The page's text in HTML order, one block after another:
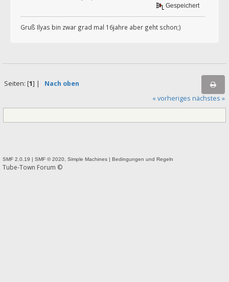
Gespeichert
Gruß Ilyas bin zwar grad mal 16jahre aber geht schon;)
Seiten: [1] | Nach oben
« vorheriges nächstes »
SMF 2.0.19 | SMF © 2020, Simple Machines | Bedingungen und Regeln
Tube-Town Forum ©